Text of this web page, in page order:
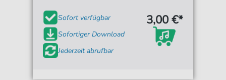
Sofort verfügbar
Sofortiger Download
Jederzeit abrufbar
3,00 €*